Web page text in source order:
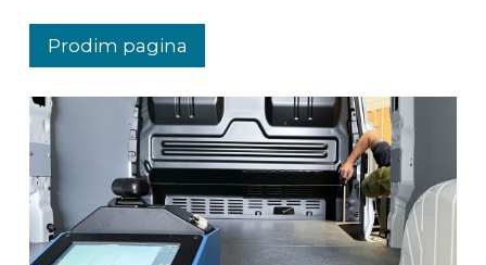
Prodim pagina